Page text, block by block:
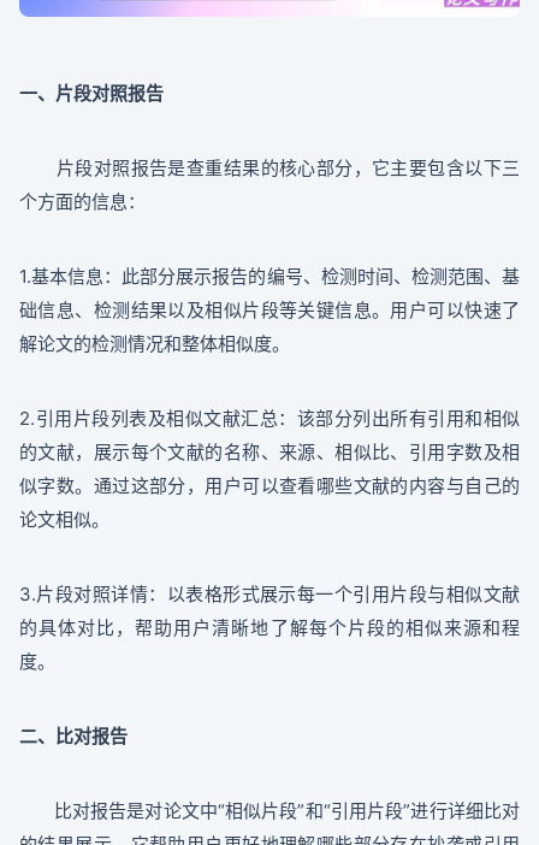
一、片段对照报告
片段对照报告是查重结果的核心部分，它主要包含以下三
个方面的信息：
1.基本信息：此部分展示报告的编号、检测时间、检测范围、基
础信息、检测结果以及相似片段等关键信息。用户可以快速了
解论文的检测情况和整体相似度。
2.引用片段列表及相似文献汇总：该部分列出所有引用和相似
的文献，展示每个文献的名称、来源、相似比、引用字数及相
似字数。通过这部分，用户可以查看哪些文献的内容与自己的
论文相似。
3.片段对照详情：以表格形式展示每一个引用片段与相似文献
的具体对比，帮助用户清晰地了解每个片段的相似来源和程
度。
二、比对报告
比对报告是对论文中“相似片段”和“引用片段”进行详细比对